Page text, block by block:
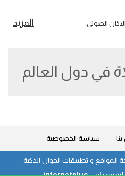
الصوتي. المزيد
في دول العالم
سياسة الخصوصية
المواقع و تطبيقات الجوال الذكية